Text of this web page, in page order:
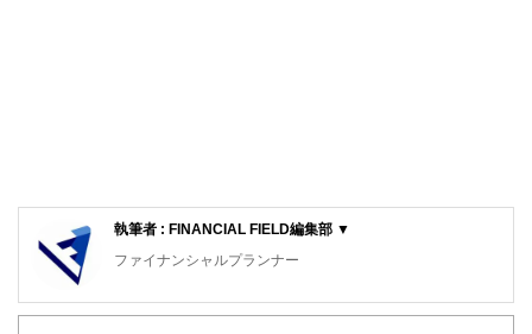
執筆者 : FINANCIAL FIELD編集部 ▼
ファイナンシャルプランナー
FinancialField編集部は、金融、経済に関する記事を、日々